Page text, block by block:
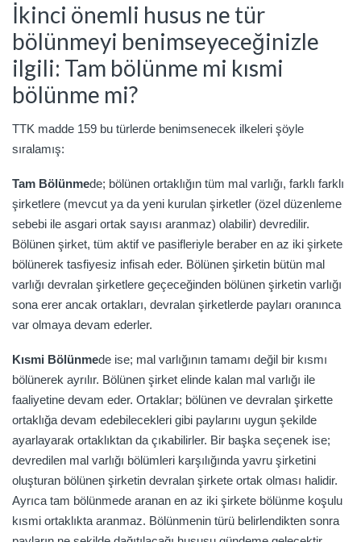
İkinci önemli husus ne tür
bölünmeyi benimseyeceğinizle
ilgili: Tam bölünme mi kısmi
bölünme mi?
TTK madde 159 bu türlerde benimsenecek ilkeleri şöyle
sıralamış:
Tam Bölünmede; bölünen ortaklığın tüm mal varlığı, farklı farklı
şirketlere (mevcut ya da yeni kurulan şirketler (özel düzenleme
sebebi ile asgari ortak sayısı aranmaz) olabilir) devredilir.
Bölünen şirket, tüm aktif ve pasifleriyle beraber en az iki şirkete
bölünerek tasfiyesiz infisah eder. Bölünen şirketin bütün mal
varlığı devralan şirketlere geçeceğinden bölünen şirketin varlığı
sona erer ancak ortakları, devralan şirketlerde payları oranınca
var olmaya devam ederler.
Kısmi Bölünmede ise; mal varlığının tamamı değil bir kısmı
bölünerek ayrılır. Bölünen şirket elinde kalan mal varlığı ile
faaliyetine devam eder. Ortaklar; bölünen ve devralan şirkette
ortaklığa devam edebilecekleri gibi paylarını uygun şekilde
ayarlayarak ortaklıktan da çıkabilirler. Bir başka seçenek ise;
devredilen mal varlığı bölümleri karşılığında yavru şirketini
oluşturan bölünen şirketin devralan şirkete ortak olması halidir.
Ayrıca tam bölünmede aranan en az iki şirkete bölünme koşulu
kısmi ortaklıkta aranmaz. Bölünmenin türü belirlendikten sonra